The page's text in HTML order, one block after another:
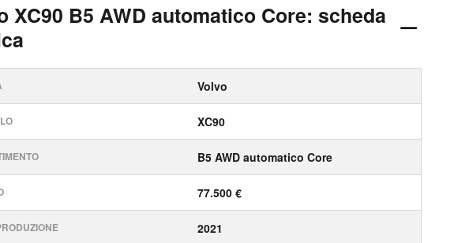
XC90 B5 AWD automatico Core: scheda
Volvo
XC90
B5 AWD automatico Core
77.500 €
2021